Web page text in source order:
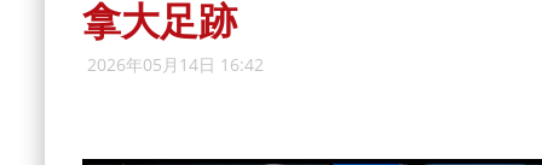
拿大足跡
2026年05月14日 16:42